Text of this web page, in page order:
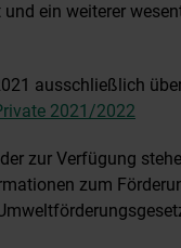
ein weiterer
ausschließlich
2021/2022
zur Verfügung
zum